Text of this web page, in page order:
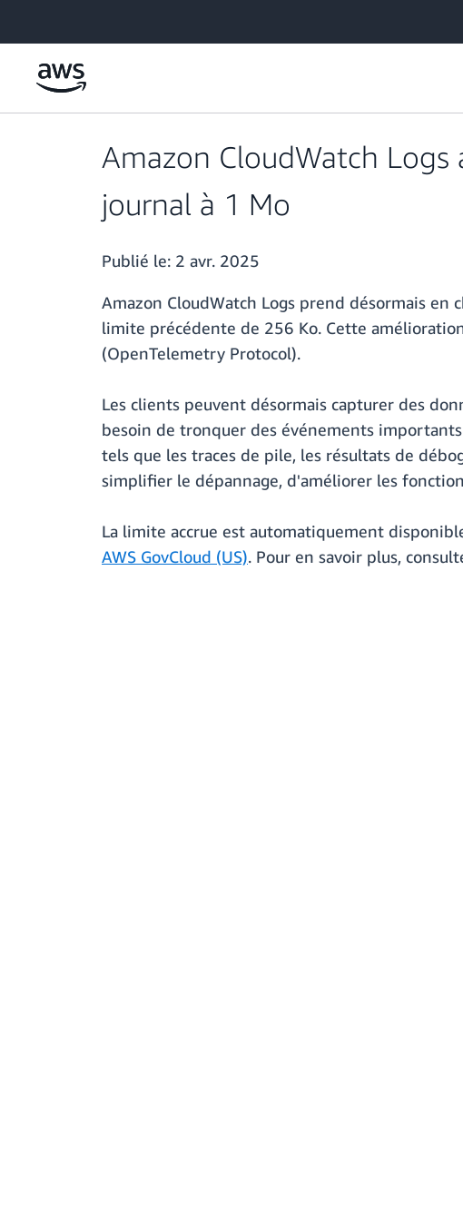
Amazon CloudWatch
journal à 1 Mo
Publié le: 2 avr. 2025
Amazon CloudWatch Logs prend désormais
limite précédente de 256 Ko. Cette
(OpenTelemetry Protocol).
Les clients peuvent désormais capturer des
besoin de tronquer des événements
tels que les traces de pile, les résultats de
simplifier le dépannage, d'améliorer les
La limite accrue est automatiquement
AWS GovCloud (US). Pour en savoir plus,